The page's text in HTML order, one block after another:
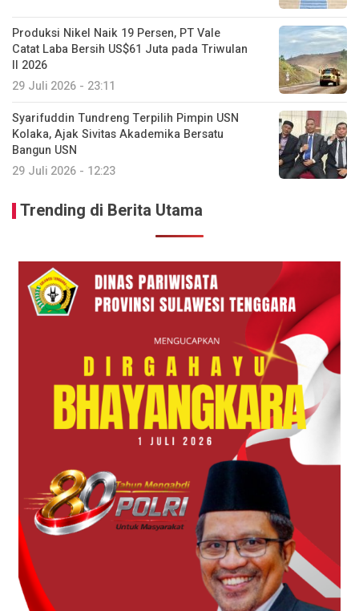
Produksi Nikel Naik 19 Persen, PT Vale
Catat Laba Bersih US$61 Juta pada Triwulan
II 2026
29 Juli 2026 - 23:11
Syarifuddin Tundreng Terpilih Pimpin USN
Kolaka, Ajak Sivitas Akademika Bersatu
Bangun USN
29 Juli 2026 - 12:23
Trending di Berita Utama